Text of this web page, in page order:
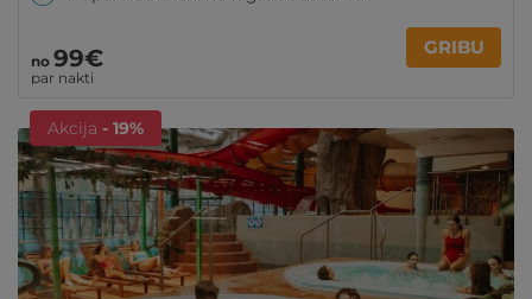
no 99€
par nakti
GRIBU
Akcija - 19%